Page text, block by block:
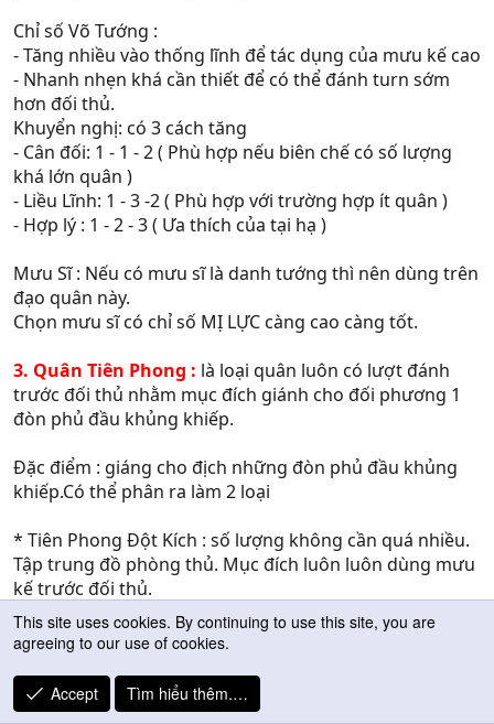
hàng dọc, ở đây mình lấy ví dụ tính theo hàng ngang)
trận Trùy Hình theo hàng ngang các bạn sẽ thấy các chỉ
số
Trùy hình Câu hình Ky hình Hạc dực Ngư lân
Trùy Hình 1.0 1.1 1.2 0.8 0.9
ta có thể thấy Trùy hình kháng Trùy hình nên sức tấn
công vẫn là 1.0
Trùy hình khắc Câu hình và Ky hình nên sức tấn công
tăng thêm 1.1 và 1.2
Trùy hình sợ Hạc dực và Ngư Lân nên sức tấn công bị
giảm còn 0.8 và 0.9
Vậy là chúng ta áp dụng theo bảng này khi đánh trận, các
bạn cho mỗi tướng của mình mang 1 trận thế khác nhau
(ở các level nhỏ thì dùng các trận hình Trùy hình, Câu
hình, Ky hình là OK)
Bạn có thể thiết lập trận hình( phía bên phải) ở phần
Ngoài ra khi bạn đã vào chiến trường và bạn phát hiện ra
trận hình của mình không khắc chế được đối phương
theo
Bạn chỉ cần nhấp đúp vào tên của tướng cần thay đổi
trận hình qua phần Quân Sự và đổi lại khi bấm Lưu nó sẽ
hiện lên 1 bảng để là tướng đang bận v.v...bạn đừng lo ở
hiệp tiếp theo tướng bạn sẽ thay đổi lại toàn bộ trận hình
cho bạn
Tiếp theo là phần < Mưu sĩ >
Chỉ số Võ Tướng :
- Tăng nhiều vào thống lĩnh để tác dụng của mưu kế cao
- Nhanh nhẹn khá cần thiết để có thể đánh turn sớm
hơn đối thủ.
Khuyển nghị: có 3 cách tăng
- Cân đối: 1 - 1 - 2 ( Phù hợp nếu biên chế có số lượng
khá lớn quân )
- Liều Lĩnh: 1 - 3 -2 ( Phù hợp với trường hợp ít quân )
- Hợp lý : 1 - 2 - 3 ( Ưa thích của tại hạ )
Mưu Sĩ : Nếu có mưu sĩ là danh tướng thì nên dùng trên
đạo quân này.
Chọn mưu sĩ có chỉ số MỊ LỰC càng cao càng tốt.
3. Quân Tiên Phong : là loại quân luôn có lượt đánh
trước đối thủ nhằm mục đích giánh cho đối phương 1
đòn phủ đầu khủng khiếp.
Đặc điểm : giáng cho địch những đòn phủ đầu khủng
khiếp.Có thể phân ra làm 2 loại
* Tiên Phong Đột Kích : số lượng không cần quá nhiều.
Tập trung đồ phòng thủ. Mục đích luôn luôn dùng mưu
kế trước đối thủ.
Cách tăng điểm tướng : 1-4-3
* Tiên phong Mãnh Công : số lượng càng nhiều càng
tốt. Có thể ngang ngửa với quân chủ lực. Có thể tập
trung vác đồ công kích
This site uses cookies. By continuing to use this site, you are
agreeing to our use of cookies.
Accept Tìm hiểu thêm.…